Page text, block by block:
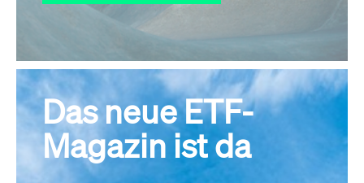
Alle Events
Das neue ETF-
Magazin ist da